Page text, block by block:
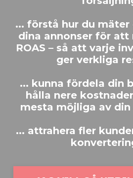
... förstå hur du
dina annonser för att
ROAS – så att varje
ger verkliga
... kunna fördela din
hålla nere
mesta möjliga av din
... attrahera fler